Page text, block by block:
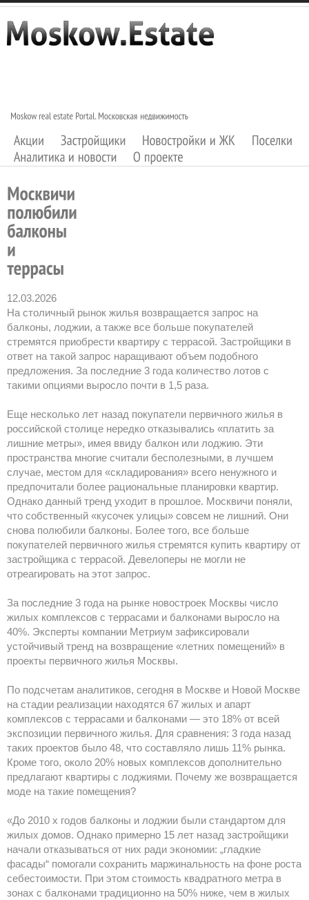
12.03.2026
На столичный рынок жилья возвращается запрос на
балконы, лоджии, а также все больше покупателей
стремятся приобрести квартиру с террасой. Застройщики в
ответ на такой запрос наращивают объем подобного
предложения. За последние 3 года количество лотов с
такими опциями выросло почти в 1,5 раза.
Еще несколько лет назад покупатели первичного жилья в
российской столице нередко отказывались «платить за
лишние метры», имея ввиду балкон или лоджию. Эти
пространства многие считали бесполезными, в лучшем
случае, местом для «складирования» всего ненужного и
предпочитали более рациональные планировки квартир.
Однако данный тренд уходит в прошлое. Москвичи поняли,
что собственный «кусочек улицы» совсем не лишний. Они
снова полюбили балконы. Более того, все больше
покупателей первичного жилья стремятся купить квартиру от
застройщика с террасой. Девелоперы не могли не
отреагировать на этот запрос.
За последние 3 года на рынке новостроек Москвы число
жилых комплексов с террасами и балконами выросло на
40%. Эксперты компании Метриум зафиксировали
устойчивый тренд на возвращение «летних помещений» в
проекты первичного жилья Москвы.
По подсчетам аналитиков, сегодня в Москве и Новой Москве
на стадии реализации находятся 67 жилых и апарт
комплексов с террасами и балконами — это 18% от всей
экспозиции первичного жилья. Для сравнения: 3 года назад
таких проектов было 48, что составляло лишь 11% рынка.
Кроме того, около 20% новых комплексов дополнительно
предлагают квартиры с лоджиями. Почему же возвращается
моде на такие помещения?
«До 2010 х годов балконы и лоджии были стандартом для
жилых домов. Однако примерно 15 лет назад застройщики
начали отказываться от них ради экономии: „гладкие
фасады“ помогали сохранить маржинальность на фоне роста
себестоимости. При этом стоимость квадратного метра в
зонах с балконами традиционно на 50% ниже, чем в жилых